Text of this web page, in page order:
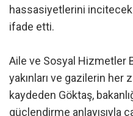
hassasiyetlerini incitecek
ifade etti.
Aile ve Sosyal Hizmetler
yakınları ve gazilerin her
kaydeden Göktaş,
güçlendirme anlayışıyla